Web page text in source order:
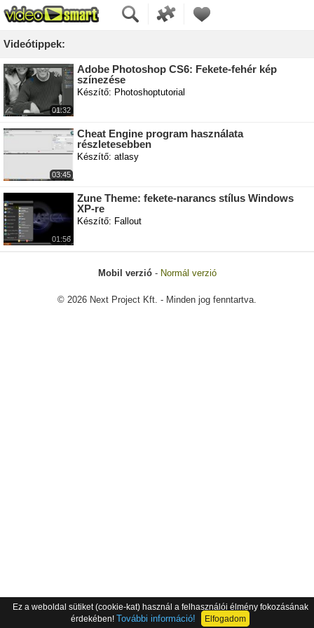
Videótippek:
01:32
Adobe Photoshop CS6: Fekete-fehér kép
színezése
Készítő: Photoshoptutorial
03:45
Cheat Engine program használata
részletesebben
Készítő: atlasy
01:56
Zune Theme: fekete-narancs stílus Windows
XP-re
Készítő: Fallout
Mobil verzió- Normál verzió
© 2026 Next Project Kft. - Minden jog fenntartva.
Ez a weboldal sütiket (cookie-kat) használ a felhasználói élmény fokozásának
érdekében! További információ! Elfogadom